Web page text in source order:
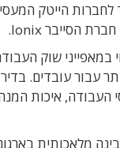
שוק
עבור עובדים.
העבודה, איכות